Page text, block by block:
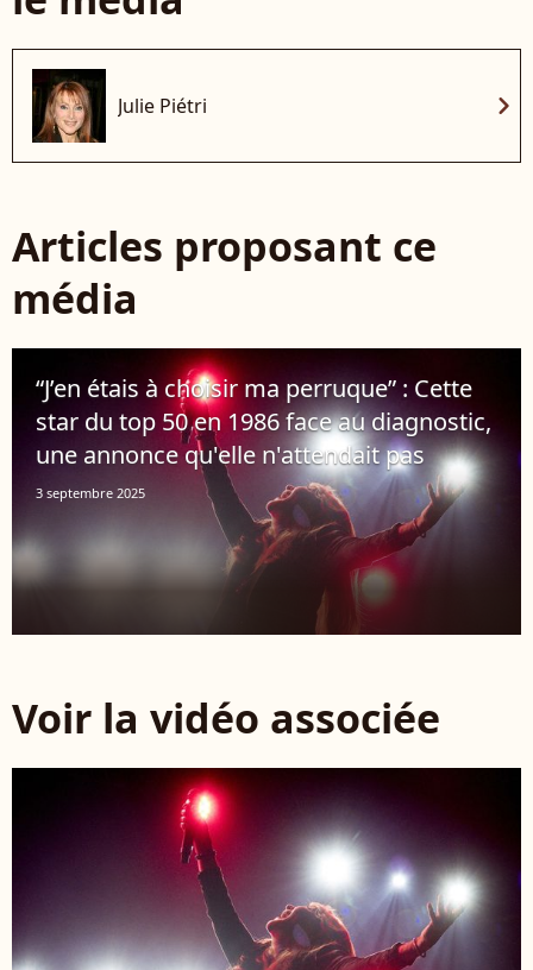
Julie Piétri chevron_right
Articles proposant ce
média
“J’en étais à choisir ma perruque” : Cette
star du top 50 en 1986 face au diagnostic,
une annonce qu'elle n'attendait pas
3 septembre 2025
Voir la vidéo associée